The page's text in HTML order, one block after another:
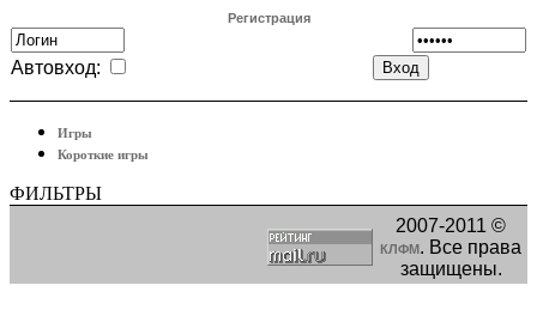
Регистрация
Автовход:
Игры
Короткие игры
ФИЛЬТРЫ
2007-2011 ©
КЛФМ. Все права
защищены.